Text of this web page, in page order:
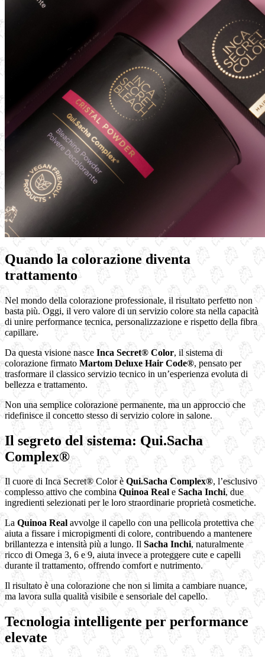
Quando la colorazione diventa
trattamento
Nel mondo della colorazione professionale, il risultato perfetto non
basta più. Oggi, il vero valore di un servizio colore sta nella capacità
di unire performance tecnica, personalizzazione e rispetto della fibra
capillare.
Da questa visione nasce Inca Secret® Color, il sistema di
colorazione firmato Martom Deluxe Hair Code®, pensato per
trasformare il classico servizio tecnico in un’esperienza evoluta di
bellezza e trattamento.
Non una semplice colorazione permanente, ma un approccio che
ridefinisce il concetto stesso di servizio colore in salone.
Il segreto del sistema: Qui.Sacha
Complex®
Il cuore di Inca Secret® Color è Qui.Sacha Complex®, l’esclusivo
complesso attivo che combina Quinoa Real e Sacha Inchi, due
ingredienti selezionati per le loro straordinarie proprietà cosmetiche.
La Quinoa Real avvolge il capello con una pellicola protettiva che
aiuta a fissare i micropigmenti di colore, contribuendo a mantenere
brillantezza e intensità più a lungo. Il Sacha Inchi, naturalmente
ricco di Omega 3, 6 e 9, aiuta invece a proteggere cute e capelli
durante il trattamento, offrendo comfort e nutrimento.
Il risultato è una colorazione che non si limita a cambiare nuance,
ma lavora sulla qualità visibile e sensoriale del capello.
Tecnologia intelligente per performance
elevate